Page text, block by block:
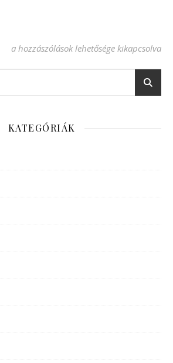
inulin por bejegyzéshez
a hozzászólások lehetősége kikapcsolva
KATEGÓRIÁK